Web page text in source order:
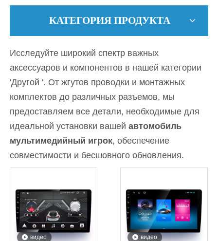
КАТЕГОРИЯ ПРОДУКТА
Исследуйте широкий спектр важных
аксессуаров и компонентов в нашей категории
'Другой '. От жгутов проводки и монтажных
комплектов до различных разъемов, мы
предоставляем все детали, необходимые для
идеальной установки вашей автомобиль
мультимедийный игрок, обеспечение
совместимости и бесшовного обновления.
видео видео